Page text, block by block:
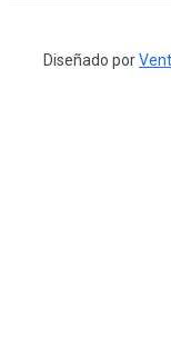
Diseñado por